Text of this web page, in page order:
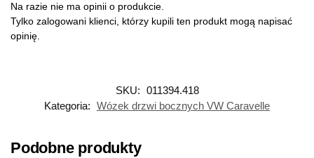
Na razie nie ma opinii o produkcie.
Tylko zalogowani klienci, którzy kupili ten produkt mogą napisać
opinię.
SKU: 011394.418
Kategoria: Wózek drzwi bocznych VW Caravelle
Podobne produkty